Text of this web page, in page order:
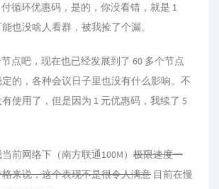
循环优惠码，是的，你没看错，就是 1
也没啥人看群，被我捡了个漏。
点吧，现在也已经发展到了 60 多个节点
的，各种会议日子里也没有什么影响。不
使用了，但是因为 1 元优惠码，我续了 5
前网络下（南方联通100M） 极限速度一
来说，这个表现不是很令人满意 目前在慢